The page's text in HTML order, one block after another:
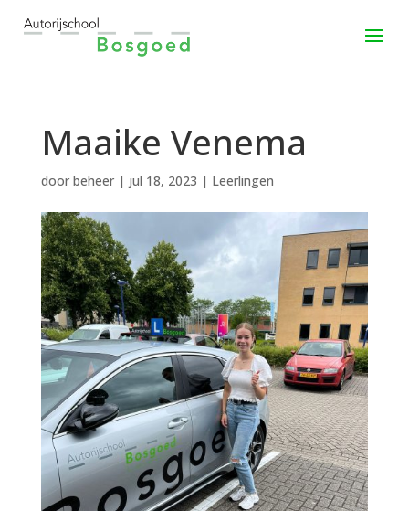
Maaike Venema
door beheer| jul 18, 2023 | Leerlingen